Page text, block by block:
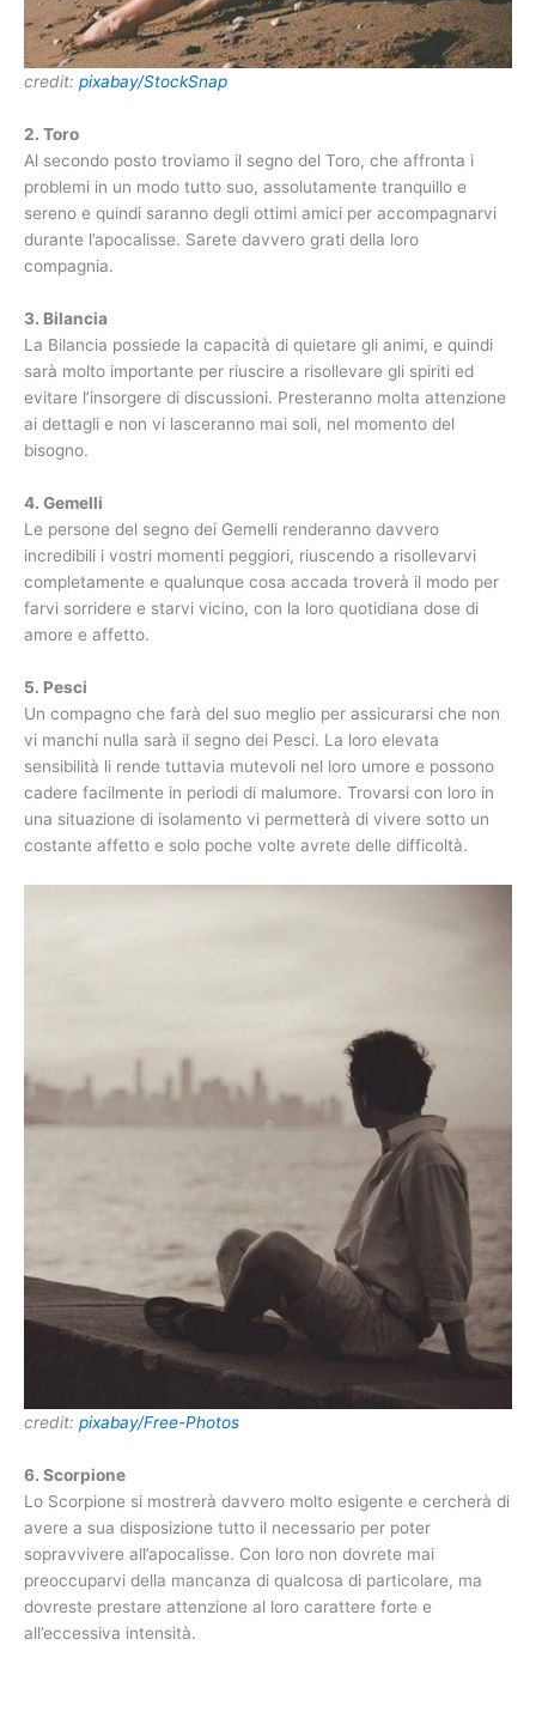
credit: pixabay/StockSnap
2. Toro
Al secondo posto troviamo il segno del Toro, che affronta i
problemi in un modo tutto suo, assolutamente tranquillo e
sereno e quindi saranno degli ottimi amici per accompagnarvi
durante l’apocalisse. Sarete davvero grati della loro
compagnia.
3. Bilancia
La Bilancia possiede la capacità di quietare gli animi, e quindi
sarà molto importante per riuscire a risollevare gli spiriti ed
evitare l’insorgere di discussioni. Presteranno molta attenzione
ai dettagli e non vi lasceranno mai soli, nel momento del
bisogno.
4. Gemelli
Le persone del segno dei Gemelli renderanno davvero
incredibili i vostri momenti peggiori, riuscendo a risollevarvi
completamente e qualunque cosa accada troverà il modo per
farvi sorridere e starvi vicino, con la loro quotidiana dose di
amore e affetto.
5. Pesci
Un compagno che farà del suo meglio per assicurarsi che non
vi manchi nulla sarà il segno dei Pesci. La loro elevata
sensibilità li rende tuttavia mutevoli nel loro umore e possono
cadere facilmente in periodi di malumore. Trovarsi con loro in
una situazione di isolamento vi permetterà di vivere sotto un
costante affetto e solo poche volte avrete delle difficoltà.
credit: pixabay/Free-Photos
6. Scorpione
Lo Scorpione si mostrerà davvero molto esigente e cercherà di
avere a sua disposizione tutto il necessario per poter
sopravvivere all’apocalisse. Con loro non dovrete mai
preoccuparvi della mancanza di qualcosa di particolare, ma
dovreste prestare attenzione al loro carattere forte e
all’eccessiva intensità.